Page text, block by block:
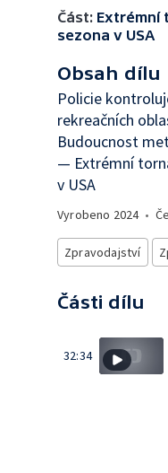
Část: Extrémní
sezona v USA
Obsah dílu
Policie
rekreačních
Budoucnost
— Extrémní
v USA
Vyrobeno 2024•
Zpravodajství
Části dílu
32:34